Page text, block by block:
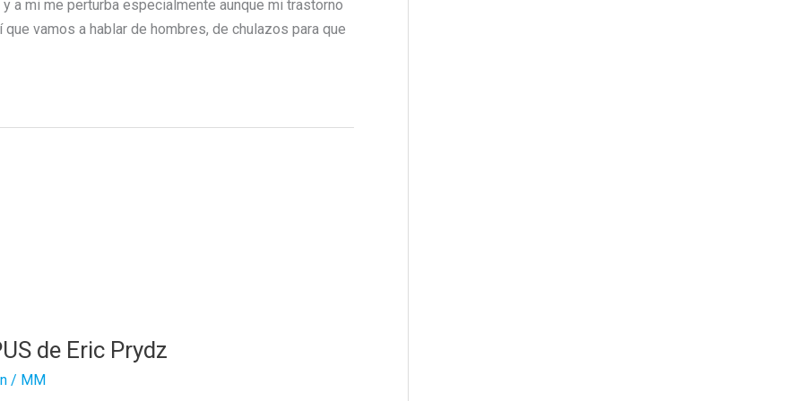
a mi me perturba especialmente aunque mi trastorno
vamos a hablar de hombres, de chulazos para que
de Eric Prydz
/ MM